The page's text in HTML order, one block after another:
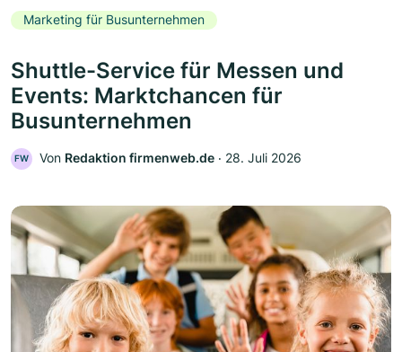
Marketing für Busunternehmen
Shuttle-Service für Messen und
Events: Marktchancen für
Busunternehmen
FW Von Redaktion firmenweb.de ‧ 28. Juli 2026